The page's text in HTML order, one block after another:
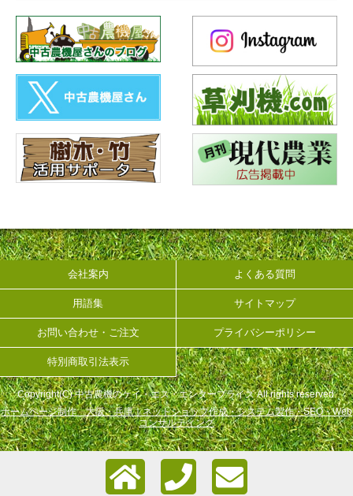
会社案内 よくある質問
用語集 サイトマップ
お問い合わせ・ご注文 プライバシーポリシー
特別商取引法表示
Copyright(C) 中古農機のケイ・エス・エンタープライズ All rights reserved.
ホームページ制作 大阪・兵庫｜ネットショップ作成・システム製作・SEO・Web
コンサルティング